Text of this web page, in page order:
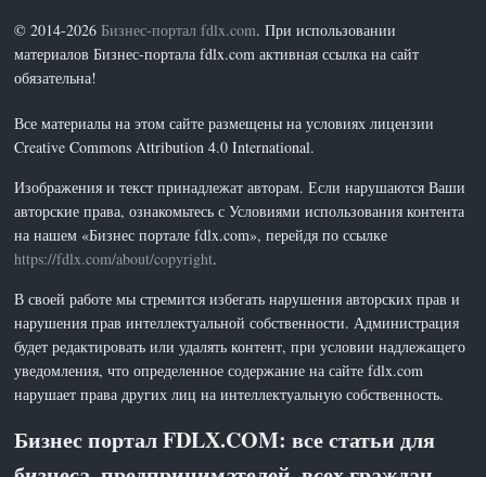
© 2014-2026 Бизнес-портал fdlx.com. При использовании
материалов Бизнес-портала fdlx.com активная ссылка на сайт
обязательна!
Все материалы на этом сайте размещены на условиях лицензии
Creative Commons Attribution 4.0 International.
Изображения и текст принадлежат авторам. Если нарушаются Ваши
авторские права, ознакомьтесь с Условиями использования контента
на нашем «Бизнес портале fdlx.com», перейдя по ссылке
https://fdlx.com/about/copyright.
В своей работе мы стремится избегать нарушения авторских прав и
нарушения прав интеллектуальной собственности. Администрация
будет редактировать или удалять контент, при условии надлежащего
уведомления, что определенное содержание на сайте fdlx.com
нарушает права других лиц на интеллектуальную собственность.
Бизнес портал FDLX.COM: все статьи для